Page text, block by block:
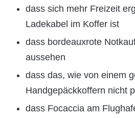
dass sich mehr Freizeit
Ladekabel im Koffer ist
dass bordeauxrote
aussehen
dass das, wie von einem
Handgepäckkoffern nicht
dass Focaccia am